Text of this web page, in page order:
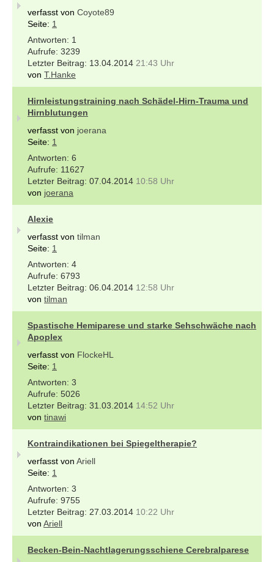
verfasst von Coyote89
Seite: 1
1
3239
13.04.2014 21:43 Uhr
von T.Hanke
Hirnleistungstraining nach Schädel-Hirn-Trauma und
Hirnblutungen
verfasst von joerana
Seite: 1
6
11627
07.04.2014 10:58 Uhr
von joerana
Alexie
verfasst von tilman
Seite: 1
4
6793
06.04.2014 12:58 Uhr
von tilman
Spastische Hemiparese und starke Sehschwäche nach
Apoplex
verfasst von FlockeHL
Seite: 1
3
5026
31.03.2014 14:52 Uhr
von tinawi
Kontraindikationen bei Spiegeltherapie?
verfasst von Ariell
Seite: 1
3
9755
27.03.2014 10:22 Uhr
von Ariell
Becken-Bein-Nachtlagerungsschiene Cerebralparese